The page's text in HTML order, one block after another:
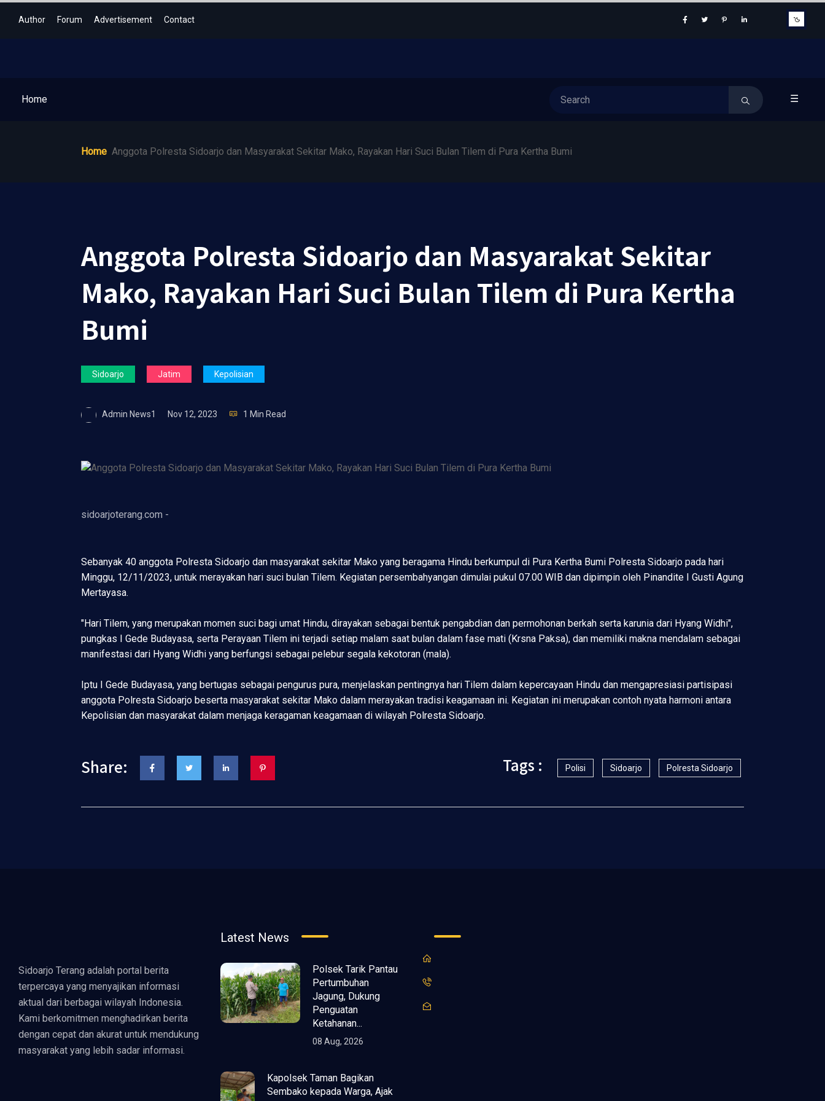
Author Forum Advertisement Contact
Home ☰
Home Anggota Polresta Sidoarjo dan Masyarakat Sekitar Mako, Rayakan Hari Suci Bulan Tilem di Pura Kertha Bumi
Anggota Polresta Sidoarjo dan Masyarakat Sekitar
Mako, Rayakan Hari Suci Bulan Tilem di Pura Kertha
Bumi
Sidoarjo Jatim Kepolisian
Admin News1 Nov 12, 2023 1 Min Read
sidoarjoterang.com -
Sebanyak 40 anggota Polresta Sidoarjo dan masyarakat sekitar Mako yang beragama Hindu berkumpul di Pura Kertha Bumi Polresta Sidoarjo pada hari
Minggu, 12/11/2023, untuk merayakan hari suci bulan Tilem. Kegiatan persembahyangan dimulai pukul 07.00 WIB dan dipimpin oleh Pinandite I Gusti Agung
Mertayasa.
"Hari Tilem, yang merupakan momen suci bagi umat Hindu, dirayakan sebagai bentuk pengabdian dan permohonan berkah serta karunia dari Hyang Widhi",
pungkas I Gede Budayasa, serta Perayaan Tilem ini terjadi setiap malam saat bulan dalam fase mati (Krsna Paksa), dan memiliki makna mendalam sebagai
manifestasi dari Hyang Widhi yang berfungsi sebagai pelebur segala kekotoran (mala).
Iptu I Gede Budayasa, yang bertugas sebagai pengurus pura, menjelaskan pentingnya hari Tilem dalam kepercayaan Hindu dan mengapresiasi partisipasi
anggota Polresta Sidoarjo beserta masyarakat sekitar Mako dalam merayakan tradisi keagamaan ini. Kegiatan ini merupakan contoh nyata harmoni antara
Kepolisian dan masyarakat dalam menjaga keragaman keagamaan di wilayah Polresta Sidoarjo.
Share: Tags : Polisi Sidoarjo Polresta Sidoarjo
Sidoarjo Terang adalah portal berita
terpercaya yang menyajikan informasi
aktual dari berbagai wilayah Indonesia.
Kami berkomitmen menghadirkan berita
dengan cepat dan akurat untuk mendukung
masyarakat yang lebih sadar informasi.
Latest News
Polsek Tarik Pantau
Pertumbuhan
Jagung, Dukung
Penguatan
Ketahanan...
08 Aug, 2026
Kapolsek Taman Bagikan
Sembako kepada Warga, Ajak